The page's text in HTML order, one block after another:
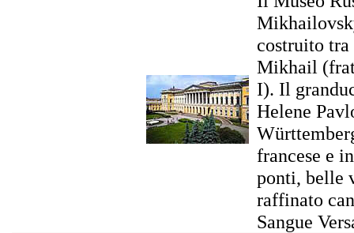
costruito
Mikhail
I). Il
Helene
francese e
ponti, belle
raffinato
Sangue